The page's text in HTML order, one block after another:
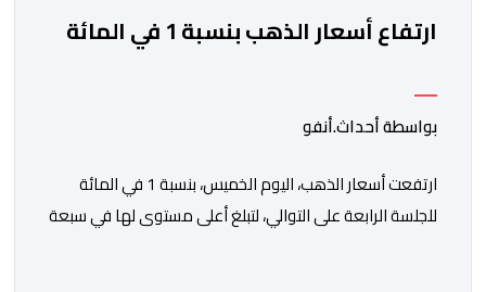
ارتفاع أسعار الذهب بنسبة 1 في المائة
بواسطة أحداث.أنفو
ارتفعت أسعار الذهب، اليوم الخميس، بنسبة 1 في المائة
للجلسة الرابعة على التوالي، لتبلغ أعلى مستوى لها في سبعة